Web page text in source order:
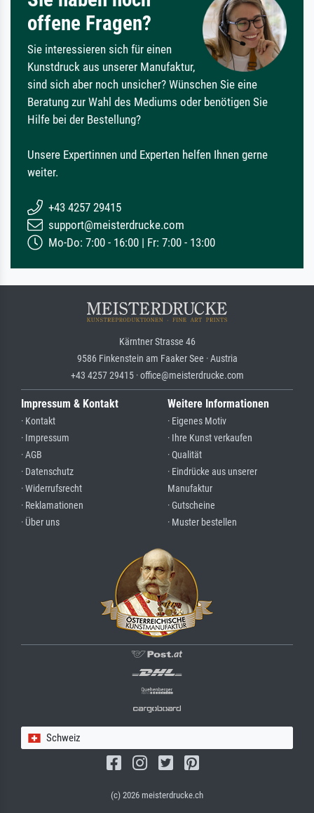
offene Fragen?
Sie interessieren sich für einen
Kunstdruck aus unserer Manufaktur,
sind sich aber noch unsicher? Wünschen Sie eine
Beratung zur Wahl des Mediums oder benötigen Sie
Hilfe bei der Bestellung?
Unsere Expertinnen und Experten helfen Ihnen gerne
weiter.
+43 4257 29415
support@meisterdrucke.com
Mo-Do: 7:00 - 16:00 | Fr: 7:00 - 13:00
Kärntner Strasse 46
9586 Finkenstein am Faaker See · Austria
+43 4257 29415 · office@meisterdrucke.com
Impressum & Kontakt
· Kontakt
· Impressum
· AGB
· Datenschutz
· Widerrufsrecht
· Reklamationen
· Über uns
Weitere Informationen
· Eigenes Motiv
· Ihre Kunst verkaufen
· Qualität
· Eindrücke aus unserer
Manufaktur
· Gutscheine
· Muster bestellen
Schweiz
(c) 2026 meisterdrucke.ch